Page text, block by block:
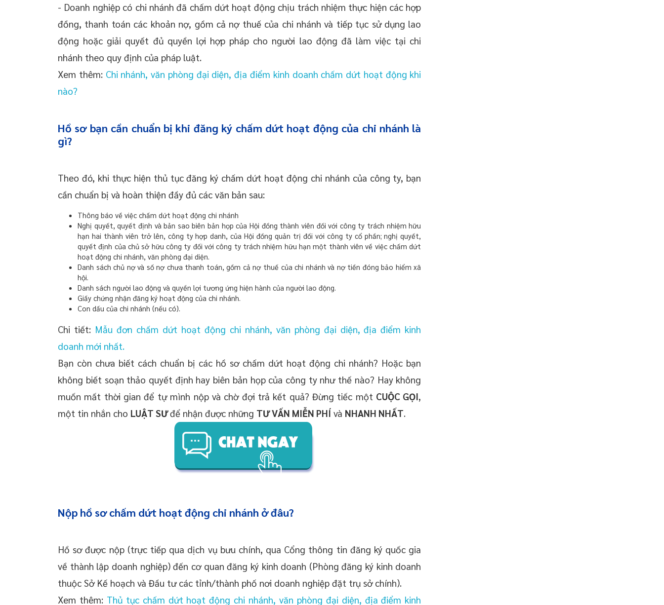
- Doanh nghiệp có chi nhánh đã chấm dứt hoạt động chịu trách nhiệm thực hiện các hợp
đồng, thanh toán các khoản nợ, gồm cả nợ thuế của chi nhánh và tiếp tục sử dụng lao
động hoặc giải quyết đủ quyền lợi hợp pháp cho người lao động đã làm việc tại chi
nhánh theo quy định của pháp luật.
Xem thêm: Chi nhánh, văn phòng đại diện, địa điểm kinh doanh chấm dứt hoạt động khi
nào?
Hồ sơ bạn cần chuẩn bị khi đăng ký chấm dứt hoạt động của chi nhánh là
gì?
Theo đó, khi thực hiện thủ tục đăng ký chấm dứt hoạt động chi nhánh của công ty, bạn
cần chuẩn bị và hoàn thiện đầy đủ các văn bản sau:
Thông báo về việc chấm dứt hoạt động chi nhánh
Nghị quyết, quyết định và bản sao biên bản họp của Hội đồng thành viên đối với công ty trách nhiệm hữu
hạn hai thành viên trở lên, công ty hợp danh, của Hội đồng quản trị đối với công ty cổ phần; nghị quyết,
quyết định của chủ sở hữu công ty đối với công ty trách nhiệm hữu hạn một thành viên về việc chấm dứt
hoạt động chi nhánh, văn phòng đại diện.
Danh sách chủ nợ và số nợ chưa thanh toán, gồm cả nợ thuế của chi nhánh và nợ tiền đóng bảo hiểm xã
hội.
Danh sách người lao động và quyền lợi tương ứng hiện hành của người lao động.
Giấy chứng nhận đăng ký hoạt động của chi nhánh.
Con dấu của chi nhánh (nếu có).
Chi tiết: Mẫu đơn chấm dứt hoạt động chi nhánh, văn phòng đại diện, địa điểm kinh
doanh mới nhất.
Bạn còn chưa biết cách chuẩn bị các hồ sơ chấm dứt hoạt động chi nhánh? Hoặc bạn
không biết soạn thảo quyết định hay biên bản họp của công ty như thế nào? Hay không
muốn mất thời gian để tự mình nộp và chờ đợi trả kết quả? Đừng tiếc một CUỘC GỌI,
một tin nhắn cho LUẬT SƯđể nhận được những TƯ VẤN MIỄN PHÍ và NHANH NHẤT.
Nộp hồ sơ chấm dứt hoạt động chi nhánh ở đâu?
Hồ sơ được nộp (trực tiếp qua dịch vụ bưu chính, qua Cổng thông tin đăng ký quốc gia
về thành lập doanh nghiệp) đến cơ quan đăng ký kinh doanh (Phòng đăng ký kinh doanh
thuộc Sở Kế hoạch và Đầu tư các tỉnh/thành phố nơi doanh nghiệp đặt trụ sở chính).
Xem thêm: Thủ tục chấm dứt hoạt động chi nhánh, văn phòng đại diện, địa điểm kinh